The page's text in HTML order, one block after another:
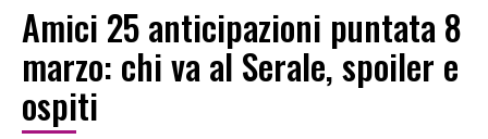
Amici 25 anticipazioni puntata 8
marzo: chi va al Serale, spoiler e
ospiti